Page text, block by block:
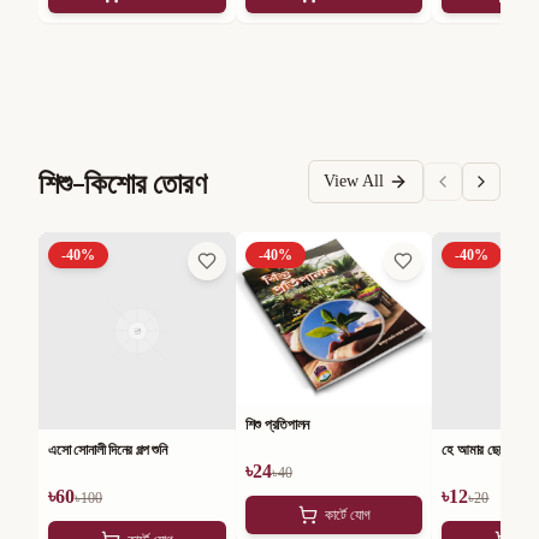
শিশু-কিশোর তোরণ View All
-40%
এসো সোনালী দিনের গল্প শুনি
৳60৳100
-40%
শিশু প্রতিপালন
৳24৳40
কার্টে যোগ
-40%
হে আমার ছেলে
৳12৳20